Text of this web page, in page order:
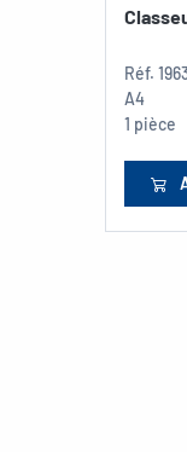
Réf.
A4
1 pièce